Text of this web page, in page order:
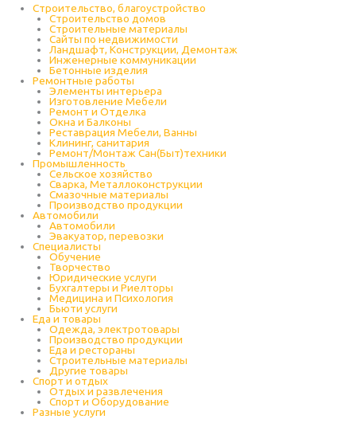
Строительство, благоустройство
Строительство домов
Строительные материалы
Сайты по недвижимости
Ландшафт, Конструкции, Демонтаж
Инженерные коммуникации
Бетонные изделия
Ремонтные работы
Элементы интерьера
Изготовление Мебели
Ремонт и Отделка
Окна и Балконы
Реставрация Мебели, Ванны
Клининг, санитария
Ремонт/Монтаж Сан(Быт)техники
Промышленность
Cельское хозяйство
Сварка, Металлоконструкции
Cмазочные материалы
Производство продукции
Автомобили
Автомобили
Эвакуатор, перевозки
Специалисты
Обучение
Творчество
Юридические услуги
Бухгалтеры и Риелторы
Медицина и Психология
Бьюти услуги
Еда и товары
Одежда, электротовары
Производство продукции
Еда и рестораны
Строительные материалы
Другие товары
Спорт и отдых
Отдых и развлечения
Спорт и Оборудование
Разные услуги